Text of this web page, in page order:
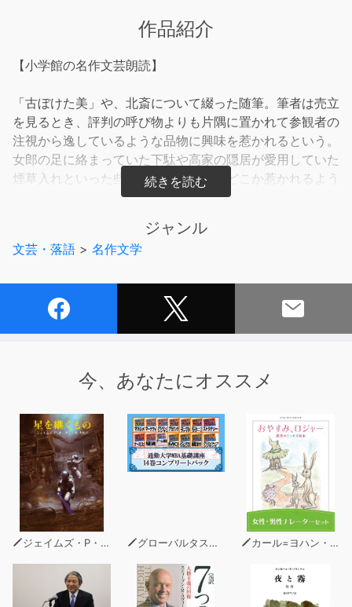
作品紹介
【小学館の名作文芸朗読】
「古ぼけた美」や、北斎について綴った随筆。筆者は売立
を見るとき、評判の呼び物よりも片隅に置かれて参観者の
注視から逸しているような品物に興味を惹かれるという。
女郎の足に絡まっていた下駄や高家の隠居が愛用していた
煙草入れといった些細なものからは、どこか惹かれるよう
なつつましい美しさが伝わってくる。そこには尊い芸術の
ジャンル
文芸・落語 > 名作文学
今、あなたにオススメ
ジェイムズ・P・ホーガン グローバルタスクフォース(著) カール=ヨハン・エリーン